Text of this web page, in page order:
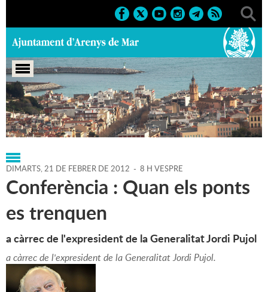
Portada > Regidories > Cultura > Agenda > 21-02-2012
DIMARTS,21 DE FEBRER DE 2012 - 8 H VESPRE
Conferència : Quan els ponts
es trenquen
a càrrec de l'expresident de la Generalitat Jordi Pujol
a càrrec de l'expresident de la Generalitat Jordi Pujol.